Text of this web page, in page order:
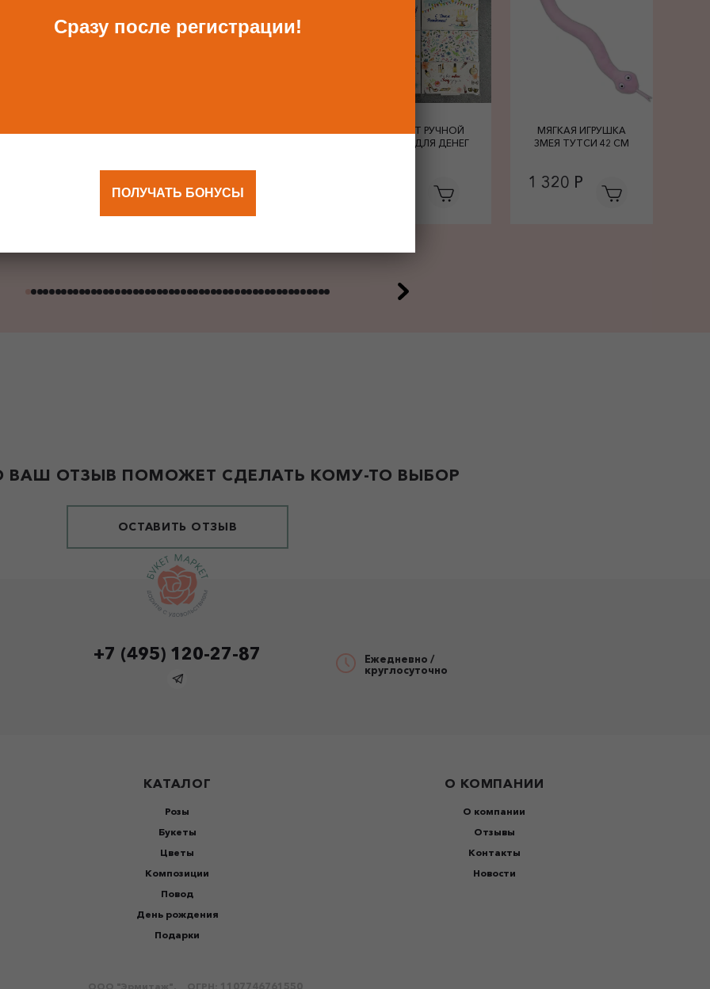
КОНВЕРТ РУЧНОЙ
РАБОТЫ ДЛЯ ДЕНЕГ
МЯГКАЯ ИГРУШКА
ЗМЕЯ ТУТСИ 42 СМ
1 320 Р
ОТЗЫВ ПОМОЖЕТ СДЕЛАТЬ КОМУ-ТО ВЫБОР
ОСТАВИТЬ ОТЗЫВ
+7 (495) 120-27-87
Ежедневно /
круглосуточно
КАТАЛОГ
Розы
Букеты
Цветы
Композиции
Повод
День рождения
Подарки
О КОМПАНИИ
О компании
Отзывы
Контакты
Новости
ООО "Эрмитаж". ОГРН: 1107746761550
Сразу после регистрации!
ПОЛУЧАТЬ БОНУСЫ